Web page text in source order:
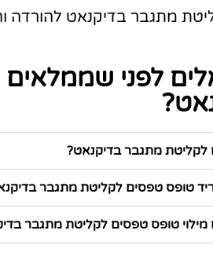
לפני
מתגבר בדיקנאט?
טופס טפסים לקליטת מתגבר
טופס טפסים לקליטת מתגבר